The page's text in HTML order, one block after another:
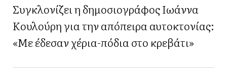
Συγκλονίζει η δημοσιογράφος Ιωάννα
Κουλούρη για την απόπειρα αυτοκτονίας:
«Με έδεσαν χέρια-πόδια στο κρεβάτι»